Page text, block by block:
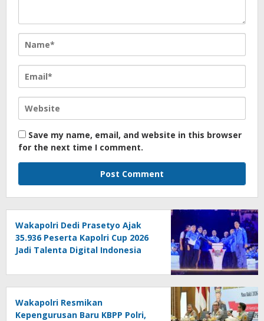
Save my name, email, and website in this browser
for the next time I comment.
Wakapolri Dedi Prasetyo Ajak
35.936 Peserta Kapolri Cup 2026
Jadi Talenta Digital Indonesia
Wakapolri Resmikan
Kepengurusan Baru KBPP Polri,